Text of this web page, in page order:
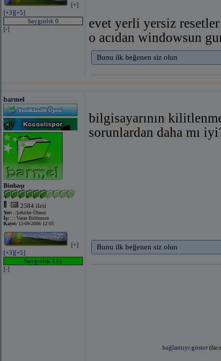
[+]
[+3][+5]
Saygınlık 0
[-]
evet yerli yersiz
o acıdan windowsun
Bunu ilk beğenen siz olun
barmel
Binbaşı
2584 ileti
Yer: ::Şehitler Ölmez
İş: ::::Vatan Bölünmez
Kayıt: 13-09-2006 12:05
[+]
[+3][+5]
Saygınlık 132
[-]
bilgisayarının
sorunlardan daha mı
Bunu ilk beğenen siz olun
bağlantıyı göster